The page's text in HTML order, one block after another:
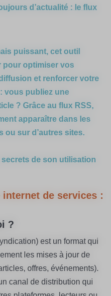
d’actualité : le flux
puissant, cet outil
pour optimiser vos
et renforcer votre
vous publiez une
? Grâce au flux RSS,
apparaître dans les
ou sur d’autres sites.
de son utilisation
internet de services :
?
est un format qui
les mises à jour de
offres, événements).
canal de distribution qui